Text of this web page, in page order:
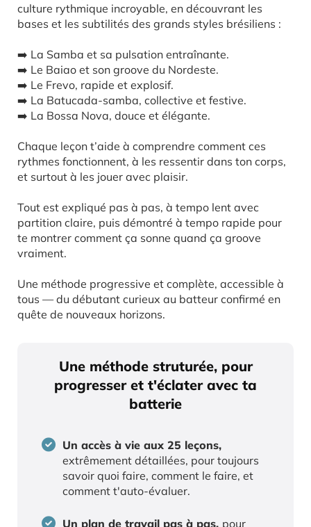
culture rythmique incroyable, en découvrant les
bases et les subtilités des grands styles brésiliens :
➡️ La Samba et sa pulsation entraînante.
➡️ Le Baiao et son groove du Nordeste.
➡️ Le Frevo, rapide et explosif.
➡️ La Batucada-samba, collective et festive.
➡️ La Bossa Nova, douce et élégante.
Chaque leçon t’aide à comprendre comment ces
rythmes fonctionnent, à les ressentir dans ton corps,
et surtout à les jouer avec plaisir.
Tout est expliqué pas à pas, à tempo lent avec
partition claire, puis démontré à tempo rapide pour
te montrer comment ça sonne quand ça groove
vraiment.
Une méthode progressive et complète, accessible à
tous — du débutant curieux au batteur confirmé en
quête de nouveaux horizons.
Une méthode struturée, pour
progresser et t'éclater avec ta
batterie
Un accès à vie aux 25 leçons,
extrêmement détaillées, pour toujours
savoir quoi faire, comment le faire, et
comment t'auto-évaluer.
Un plan de travail pas à pas, pour